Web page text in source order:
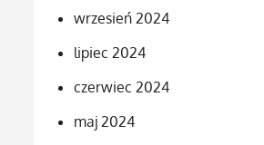
wrzesień 2024
lipiec 2024
czerwiec 2024
maj 2024